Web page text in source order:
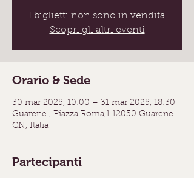
I biglietti non sono in vendita
Scopri gli altri eventi
Orario & Sede
30 mar 2025, 10:00 – 31 mar 2025, 18:30
Guarene , Piazza Roma,1 12050 Guarene
CN, Italia
Partecipanti